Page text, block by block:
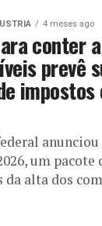
4 meses ago
conter
prevê
um
da alta dos